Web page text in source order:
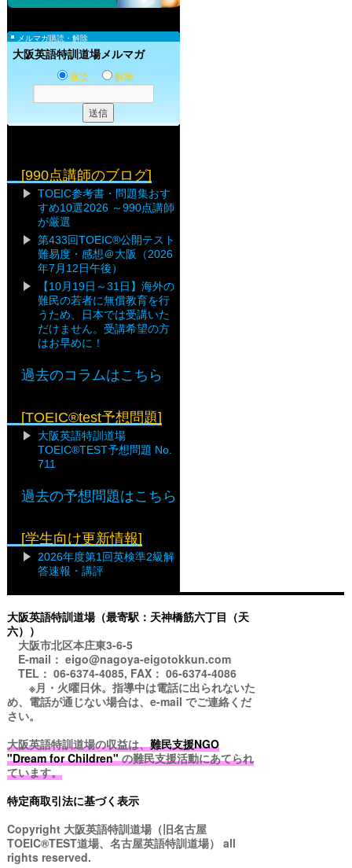
メルマガ購読・解除
大阪英語特訓道場メルマガ
購読 解除
[990点講師のブログ]
TOEIC参考書・問題集おす
すめ10選2026 ～990点講師
が厳選
第433回TOEIC®公開テスト
難易度・感想＠大阪（2026
年7月12日午後）
【10月19日～31日】海外の
難民の若者に無償教育を行
うため、日本では受講いた
だけません。受講希望の方
はお早めに！
過去のコラムはこちら
[TOEIC®test予想問題]
大阪英語特訓道場
TOEIC®TEST予想問題 No.
711
過去の予想問題はこちら
[学生向け更新情報]
2026年度第1回英検準2級解
答速報・講評
大阪英語特訓道場（最寄駅：天神橋筋六丁目（天
六））
大阪市北区本庄東3-6-5
E-mail： eigo@nagoya-eigotokkun.com
TEL： 06-6374-4085, FAX： 06-6374-4086
※月・火曜日休。指導中は電話に出られないた
め、電話が通じない場合は、e-mail でご連絡くだ
さい。
大阪英語特訓道場の収益は、難民支援NGO
"Dream for Children"の難民支援活動にあてられ
ています。
特定商取引法に基づく表示
Copyright 大阪英語特訓道場（旧名古屋
TOEIC®TEST道場、名古屋英語特訓道場） all
rights reserved.